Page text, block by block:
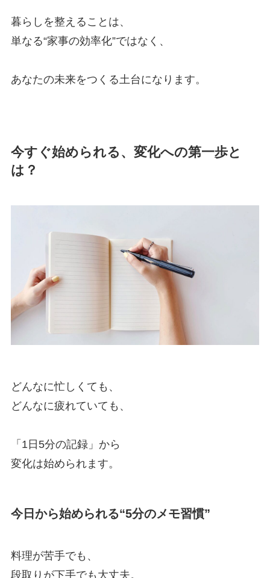
暮らしを整えることは、
単なる“家事の効率化”ではなく、
あなたの未来をつくる土台になります。
今すぐ始められる、変化への第一歩と
は？
どんなに忙しくても、
どんなに疲れていても、
「1日5分の記録」から
変化は始められます。
今日から始められる“5分のメモ習慣”
料理が苦手でも、
段取りが下手でも大丈夫。